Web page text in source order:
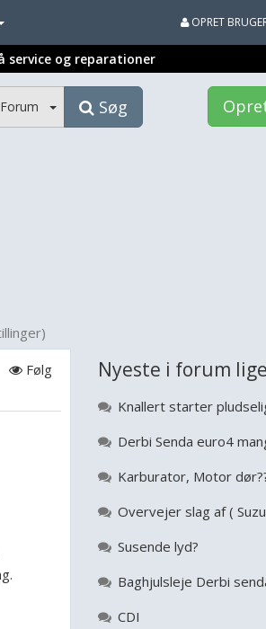
OPRET
service og reparationer
Forum Søg
Følg Nyeste i forum
Knallert starter
Derbi Senda euro4
Karburator, Motor
Overvejer slag af (
Susende lyd?
Baghjulsleje Derbi
CDI